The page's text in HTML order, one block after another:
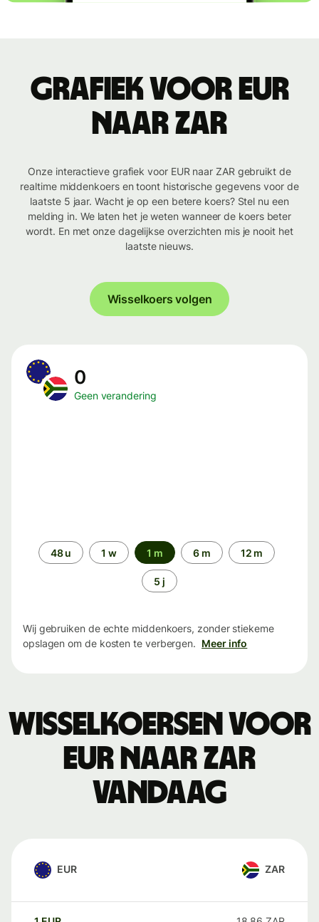
Grafiek voor EUR
naar ZAR
Onze interactieve grafiek voor EUR naar ZAR gebruikt de
realtime middenkoers en toont historische gegevens voor de
laatste 5 jaar. Wacht je op een betere koers? Stel nu een
melding in. We laten het je weten wanneer de koers beter
wordt. En met onze dagelijkse overzichten mis je nooit het
laatste nieuws.
Wisselkoers volgen
0
Geen verandering
Periode48 u 1 w 1 m 6 m 12 m
5 j
Wij gebruiken de echte middenkoers, zonder stiekeme
opslagen om de kosten te verbergen. Meer info
Wisselkoersen voor
EUR naar ZAR
vandaag
EUR ZAR